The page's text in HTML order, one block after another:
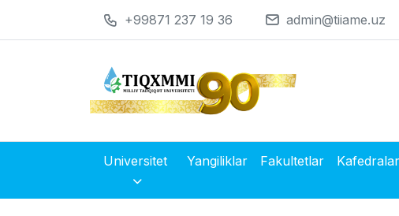
+99871 237 19 36 admin@tiiame.uz
Yangiliklar Fakultetlar Kafedralar